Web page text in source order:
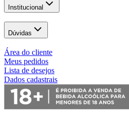
Institucional
Dúvidas
Área do cliente
Meus pedidos
Lista de desejos
Dados cadastrais